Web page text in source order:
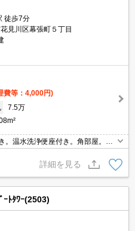
徒歩7分
見川区幕張町５丁目
費等：4,000円)
7.5万
。温水洗浄便座付き。角部屋。仲
詳細を見る
ｰﾄﾀﾜｰ(2503)